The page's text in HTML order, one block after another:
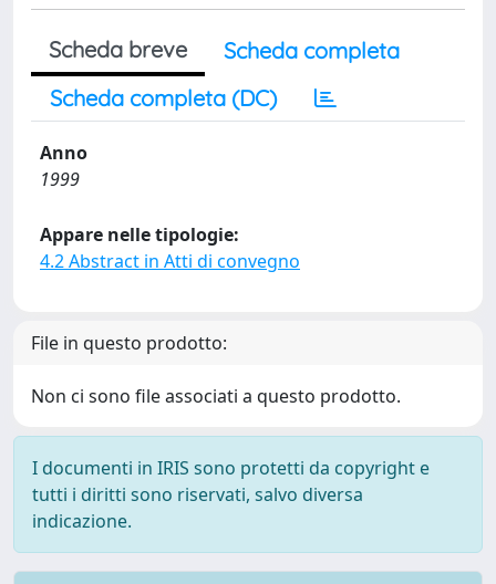
Scheda breve
Scheda completa
Scheda completa (DC)
Anno
1999
Appare nelle tipologie:
4.2 Abstract in Atti di convegno
File in questo prodotto:
Non ci sono file associati a questo prodotto.
I documenti in IRIS sono protetti da copyright e
tutti i diritti sono riservati, salvo diversa
indicazione.